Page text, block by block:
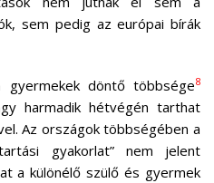
sem pedig az európai bírák
gyermekek döntő többsége8
harmadik hétvégén tarthat
Az országok többségében a
gyakorlat” nem jelent
a különélő szülő és gyermek